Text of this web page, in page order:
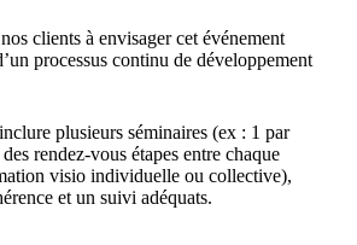
clients à envisager cet événement
processus continu de développement
plusieurs séminaires (ex : 1 par
rendez-vous étapes entre chaque
visio individuelle ou collective),
et un suivi adéquats.